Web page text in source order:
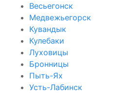
Весьегонск
Медвежьегорск
Кувандык
Кулебаки
Луховицы
Бронницы
Пыть-Ях
Усть-Лабинск